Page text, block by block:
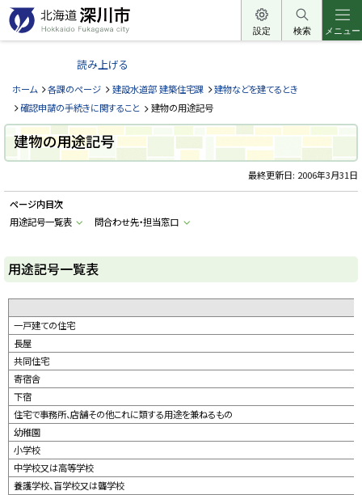
本
文
へ
ー
北
道
深
川
市
H
k
a
d
u
k
a
a
w
c
i
y
設定 検索 メニュー
読み上げる
ホーム 各課のページ 建設水道部 建築住宅課
建物などを建てるとき
確認申請の手続きに関すること
建物の用途記号
建物の用途記号
最終更新日: 2006年3月31日
ページ内目次
用途記号一覧表
問合わせ先・担当窓口
用途記号一覧表
一戸建ての住宅
長屋
共同住宅
寄宿舎
下宿
住宅で事務所、店舗その他これに類する用途を兼ねるもの
幼稚園
小学校
中学校又は高等学校
養護学校、盲学校又は聾学校